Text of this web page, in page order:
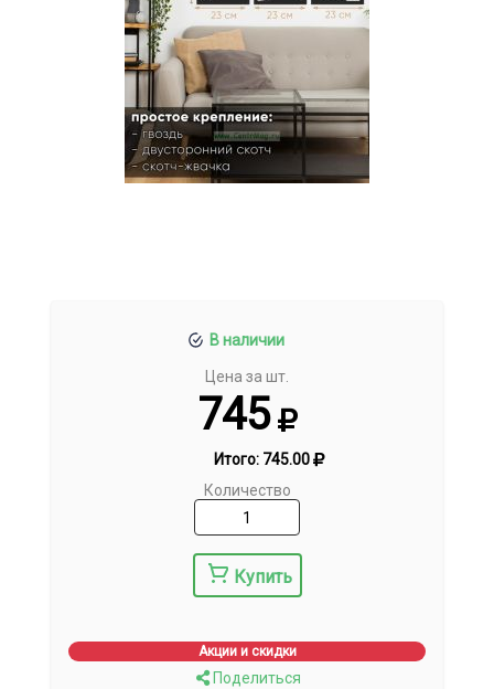
В наличии
Цена за шт.
745
Итого: 745.00
Количество
Купить
Акции и скидки
Поделиться